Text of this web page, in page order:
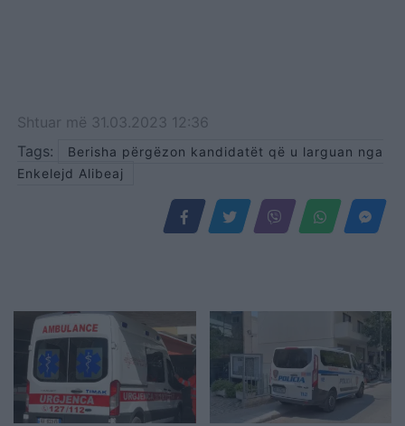
Shtuar më 31.03.2023 12:36
Tags:
Berisha përgëzon kandidatët që u larguan nga
Enkelejd Alibeaj